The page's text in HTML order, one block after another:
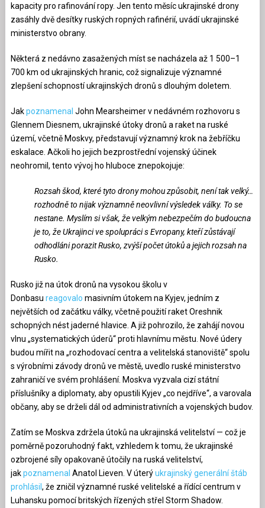
kapacity pro rafinování ropy. Jen tento měsíc ukrajinské drony
zasáhly dvě desítky ruských ropných rafinérií, uvádí ukrajinské
ministerstvo obrany.
Některá z nedávno zasažených míst se nacházela až 1 500–1
700 km od ukrajinských hranic, což signalizuje významné
zlepšení schopností ukrajinských dronů s dlouhým doletem.
Jakpoznamenal John Mearsheimer v nedávném rozhovoru s
Glennem Diesnem, ukrajinské útoky dronů a raket na ruské
území, včetně Moskvy, představují významný krok na žebříčku
eskalace. Ačkoli ho jejich bezprostřední vojenský účinek
neohromil, tento vývoj ho hluboce znepokojuje:
Rozsah škod, které tyto drony mohou způsobit, není tak velký…
rozhodně to nijak významně neovlivní výsledek války. To se
nestane. Myslím si však, že velkým nebezpečím do budoucna
je to, že Ukrajinci ve spolupráci s Evropany, kteří zůstávají
odhodláni porazit Rusko, zvýší počet útoků a jejich rozsah na
Rusko.
Rusko již na útok dronů na vysokou školu v
Donbasu reagovalo masivním útokem na Kyjev, jedním z
největších od začátku války, včetně použití raket Oreshnik
schopných nést jaderné hlavice. A již pohrozilo, že zahájí novou
vlnu „systematických úderů“ proti hlavnímu městu. Nové údery
budou mířit na „rozhodovací centra a velitelská stanoviště“ spolu
s výrobními závody dronů ve městě, uvedlo ruské ministerstvo
zahraničí ve svém prohlášení. Moskva vyzvala cizí státní
příslušníky a diplomaty, aby opustili Kyjev „co nejdříve“, a varovala
občany, aby se drželi dál od administrativních a vojenských budov.
Zatím se Moskva zdržela útoků na ukrajinská velitelství — což je
poměrně pozoruhodný fakt, vzhledem k tomu, že ukrajinské
ozbrojené síly opakovaně útočily na ruská velitelství,
jakpoznamenal Anatol Lieven. V úterýukrajinský generální štáb
prohlásil, že zničil významné ruské velitelské a řídící centrum v
Luhansku pomocí britských řízených střel Storm Shadow.